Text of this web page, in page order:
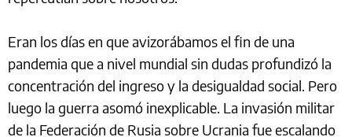
Eran los días en que avizorábamos el fin de una
pandemia que a nivel mundial sin dudas profundizó la
concentración del ingreso y la desigualdad social. Pero
luego la guerra asomó inexplicable. La invasión militar
de la Federación de Rusia sobre Ucrania fue escalando